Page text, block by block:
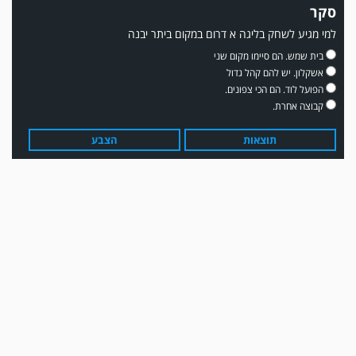
משחק אימון: שדרות גברה על מ.ס. דימונה 1-4.
סקר
למי מגיע לשחק בליגה א דרום במקום ביתר יבנה
בית שמש. הם סיימו מקום שני
אשקלון. יש להם קהל גדול
הפועל לוד. הם הכי צפונים.
קבוצה אחרת.
תוצאות הצבע